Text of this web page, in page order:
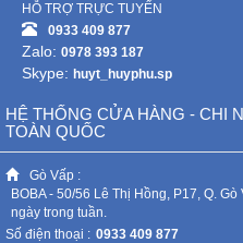
HỖ TRỢ TRỰC TUYẾN
0933 409 877
Zalo: 0978 393 187
Skype: huyt_huyphu.sp
HỆ THỐNG CỬA HÀNG - CHI
TOÀN QUỐC
Gò Vấp :
BOBA - 50/56 Lê Thị Hồng, P17, Q.
ngày trong tuần.
Số điện thoại : 0933 409 877